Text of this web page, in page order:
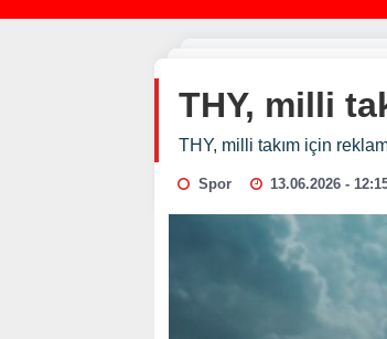
THY, milli
THY, milli takım için
Spor 13.06.2026 -